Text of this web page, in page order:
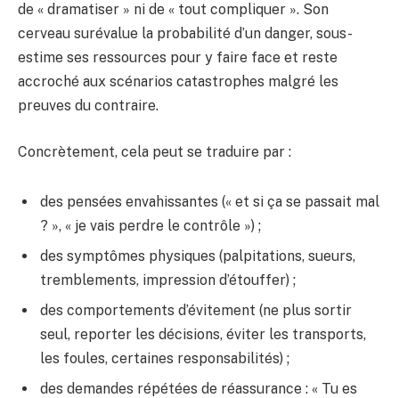
de « dramatiser » ni de « tout compliquer ». Son
cerveau surévalue la probabilité d’un danger, sous-
estime ses ressources pour y faire face et reste
accroché aux scénarios catastrophes malgré les
preuves du contraire.
Concrètement, cela peut se traduire par :
des pensées envahissantes (« et si ça se passait mal
? », « je vais perdre le contrôle ») ;
des symptômes physiques (palpitations, sueurs,
tremblements, impression d’étouffer) ;
des comportements d’évitement (ne plus sortir
seul, reporter les décisions, éviter les transports,
les foules, certaines responsabilités) ;
des demandes répétées de réassurance : « Tu es